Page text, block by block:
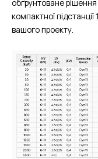
обґрунтоване рішення
компактної
вашого проекту.